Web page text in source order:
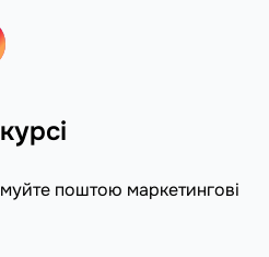
поштою маркетингові